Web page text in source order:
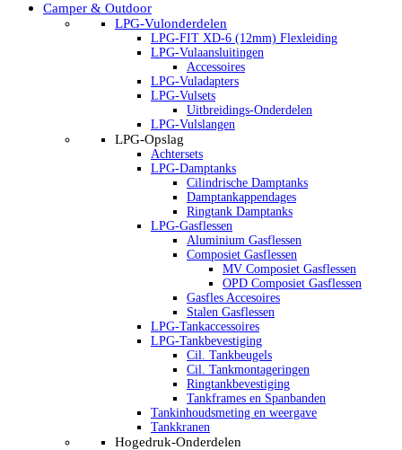
Camper & Outdoor
LPG-Vulonderdelen
LPG-FIT XD-6 (12mm) Flexleiding
LPG-Vulaansluitingen
Accessoires
LPG-Vuladapters
LPG-Vulsets
Uitbreidings-Onderdelen
LPG-Vulslangen
LPG-Opslag
Achtersets
LPG-Damptanks
Cilindrische Damptanks
Damptankappendages
Ringtank Damptanks
LPG-Gasflessen
Aluminium Gasflessen
Composiet Gasflessen
MV Composiet Gasflessen
OPD Composiet Gasflessen
Gasfles Accesoires
Stalen Gasflessen
LPG-Tankaccessoires
LPG-Tankbevestiging
Cil. Tankbeugels
Cil. Tankmontageringen
Ringtankbevestiging
Tankframes en Spanbanden
Tankinhoudsmeting en weergave
Tankkranen
Hogedruk-Onderdelen